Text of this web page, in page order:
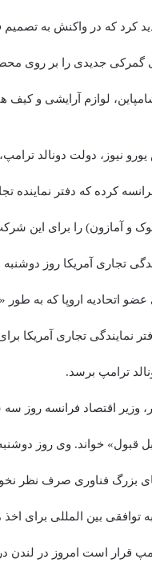
کرد که در واکنش به
گمرکی جدیدی را بر روی
لوازم آرایشی و کیف های دستی به ارزش
نیوز، دولت دونالد
کرده که دفتر
و آمازون) را برای این
تجاری آمریکا روز
اتحادیه اروپا که به طور
نمایندگی تجاری آمریکا
ترامپ برسد.
وزیر اقتصاد فرانسه روز
قبول» خواند. وی روز
فناوری صرف نظر
توافقی بین المللی برای
قرار است امروز در لندن